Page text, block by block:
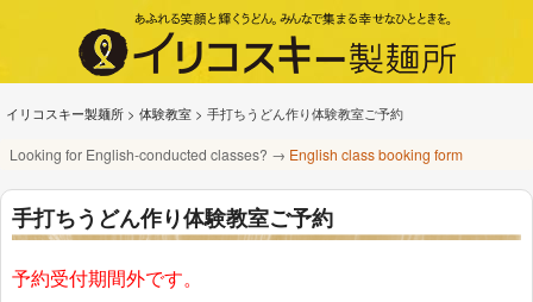
イリコスキー製麺所 > 体験教室 > 手打ちうどん作り体験教室ご予約
Looking for English-conducted classes? → English class booking form
手打ちうどん作り体験教室ご予約
予約受付期間外です。